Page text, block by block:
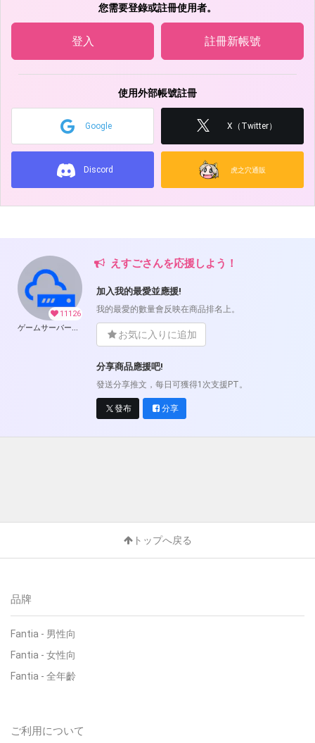
您需要登錄或註冊使用者。
登入 註冊新帳號
使用外部帳號註冊
Google X（Twitter）
Discord 虎之穴通販
11126
ゲームサーバー公開ツール の開発支援
えすごさんを応援しよう！
加入我的最愛並應援!
我的最愛的數量會反映在商品排名上。
お気に入りに追加
分享商品應援吧!
發送分享推文，每日可獲得1次支援PT。
發布 分享
トップへ戻る
品牌
Fantia - 男性向
Fantia - 女性向
Fantia - 全年齡
ご利用について